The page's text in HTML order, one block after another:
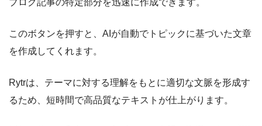
ブログ記事の特定部分を迅速に作成できます。
このボタンを押すと、AIが自動でトピックに基づいた文章
を作成してくれます。
Rytrは、テーマに対する理解をもとに適切な文脈を形成す
るため、短時間で高品質なテキストが仕上がります。